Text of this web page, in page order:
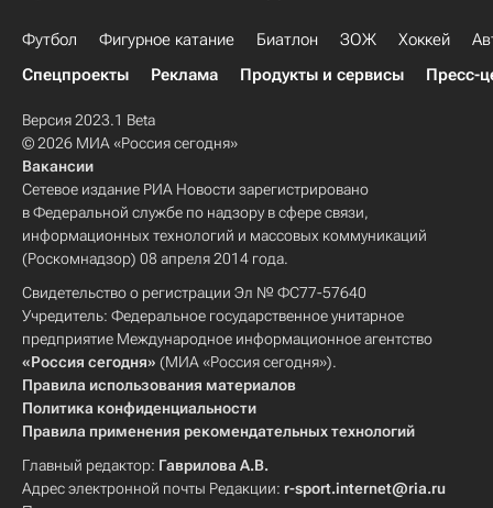
Футбол Фигурное катание Биатлон ЗОЖ Хоккей
Спецпроекты
Реклама Продукты и сервисы Пресс-
Версия 2023.1 Beta
© 2026 МИА «Россия сегодня»
Вакансии
Сетевое издание РИА Новости зарегистрировано
в Федеральной службе по надзору в сфере связи,
информационных технологий и массовых коммуникаций
(Роскомнадзор) 08 апреля 2014 года.
Свидетельство о регистрации Эл № ФС77-57640
Учредитель: Федеральное государственное унитарное
предприятие Международное информационное агентство
«Россия сегодня» (МИА «Россия сегодня»).
Правила использования материалов
Политика конфиденциальности
Правила применения рекомендательных технологий
Главный редактор: Гаврилова А.В.
Адрес электронной почты Редакции: r-sport.internet@ria.ru